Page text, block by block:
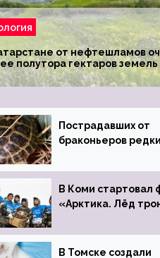
от нефтешламов
полутора гектаров земель
Пострадавших от
браконьеров
Ростовский
В Коми стартовал
«Арктика. Лёд
В Томске создали